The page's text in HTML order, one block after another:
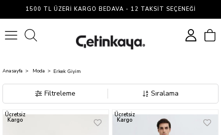
1500 TL ÜZERI KARGO BEDAVA - 12 TAKSIT SEÇENEĞI
Anasayfa Moda Erkek Giyim
Filtreleme Sıralama
Ücretsiz
Kargo
Ücretsiz
Kargo
Erkek
Giyim